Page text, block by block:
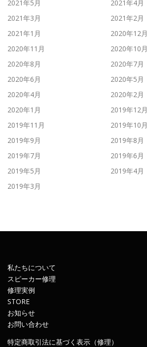
2021年5月
2021年4月
2021年3月
2021年2月
2021年1月
2020年12月
2020年11月
2020年10月
2020年8月
2020年7月
2020年6月
2020年5月
2020年4月
2020年2月
2020年1月
2019年12月
2019年11月
2019年10月
2019年9月
2019年8月
2019年7月
2019年6月
2019年5月
2019年4月
2019年3月
私たちについて
スピーカー修理
修理実例
STORE
お知らせ
お問い合わせ
特定商取引法に基づく表示（修理）